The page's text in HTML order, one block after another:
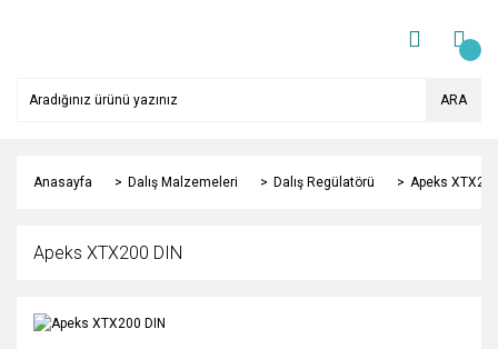
ARA
Anasayfa Dalış Malzemeleri Dalış Regülatörü Apeks
Apeks XTX200 DIN